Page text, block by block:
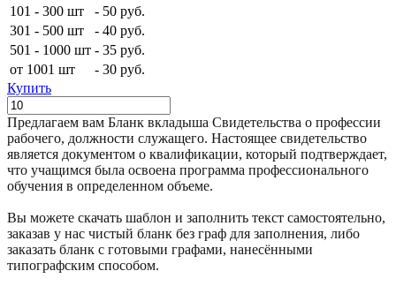
101 - 300 шт
- 50 руб.
301 - 500 шт
- 40 руб.
501 - 1000 шт - 35 руб.
от 1001 шт
- 30 руб.
Купить
Предлагаем вам Бланк вкладыша Свидетельства о профессии
рабочего, должности служащего. Настоящее свидетельство
является документом о квалификации, который подтверждает,
что учащимся была освоена программа профессионального
обучения в определенном объеме.
Вы можете скачать шаблон и заполнить текст самостоятельно,
заказав у нас чистый бланк без граф для заполнения, либо
заказать бланк с готовыми графами, нанесёнными
типографским способом.